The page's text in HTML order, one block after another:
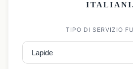
TIPO DI SERVIZIO